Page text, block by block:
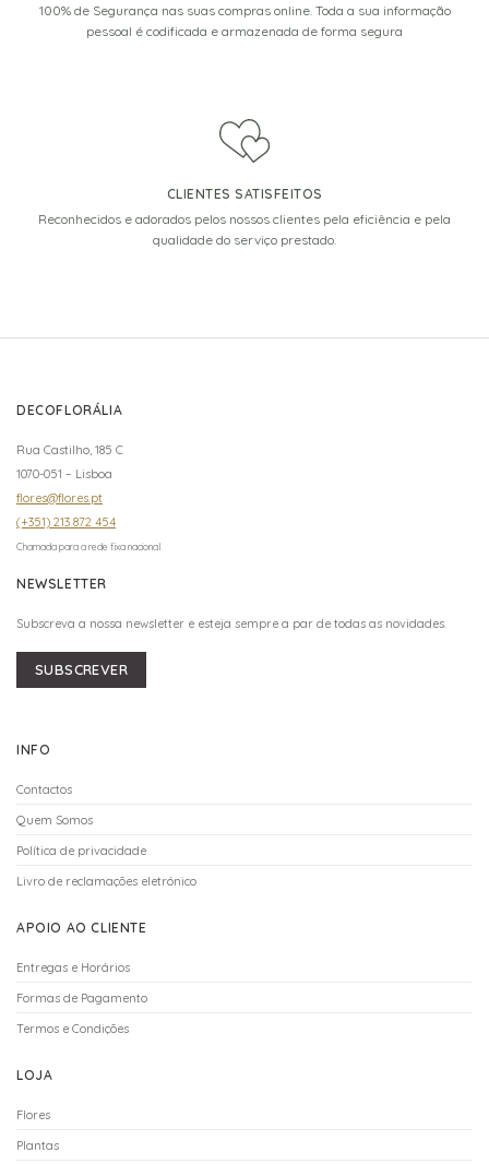
100% de Segurança nas suas compras online. Toda a sua informação
pessoal é codificada e armazenada de forma segura
CLIENTES SATISFEITOS
Reconhecidos e adorados pelos nossos clientes pela eficiência e pela
qualidade do serviço prestado.
DECOFLORÁLIA
Rua Castilho, 185 C
1070-051 – Lisboa
flores@flores.pt
(+351) 213 872 454
Chamada para a rede fixa nacional
NEWSLETTER
Subscreva a nossa newsletter e esteja sempre a par de todas as novidades.
SUBSCREVER
INFO
Contactos
Quem Somos
Política de privacidade
Livro de reclamações eletrónico
APOIO AO CLIENTE
Entregas e Horários
Formas de Pagamento
Termos e Condições
LOJA
Flores
Plantas